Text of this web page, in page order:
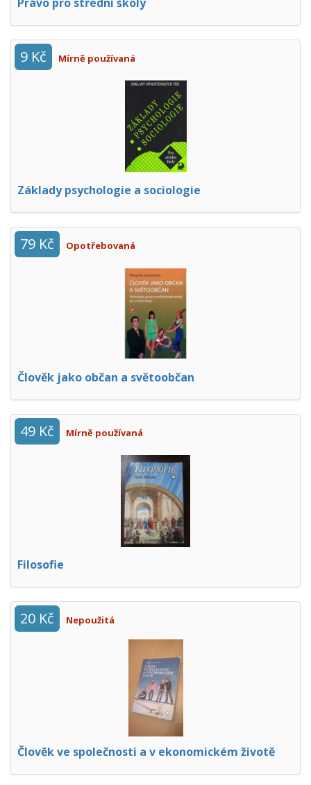
9 Kč Mírně používaná
Základy psychologie a sociologie
79 Kč Opotřebovaná
Člověk jako občan a světoobčan
49 Kč Mírně používaná
Filosofie
20 Kč Nepoužitá
Člověk ve společnosti a v ekonomickém životě